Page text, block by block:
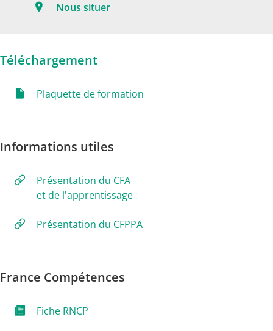
Nous situer
Téléchargement
Plaquette de formation
Informations utiles
Présentation du CFA
et de l'apprentissage
Présentation du CFPPA
France Compétences
Fiche RNCP